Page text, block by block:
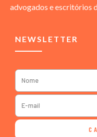
advogados e escritórios
NEWSLETTER